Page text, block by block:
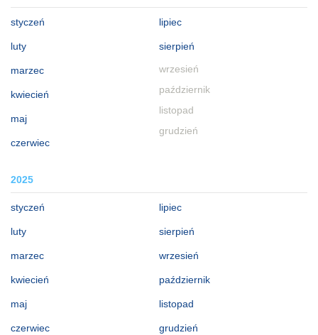
styczeń
luty
marzec
kwiecień
maj
czerwiec
lipiec
sierpień
wrzesień
październik
listopad
grudzień
2025
styczeń
luty
marzec
kwiecień
maj
czerwiec
lipiec
sierpień
wrzesień
październik
listopad
grudzień